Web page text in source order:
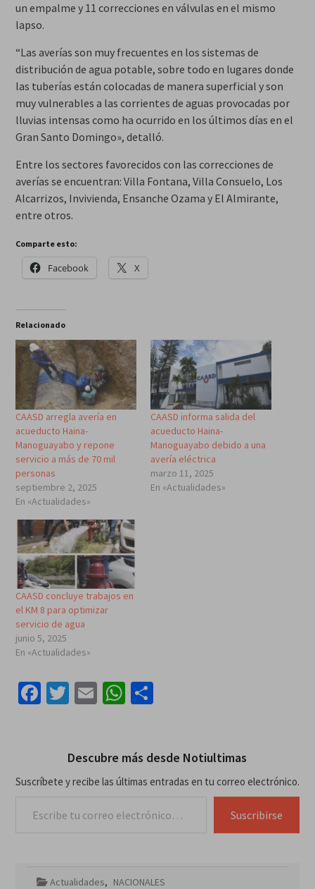
un empalme y 11 correcciones en válvulas en el mismo
lapso.
“Las averías son muy frecuentes en los sistemas de
distribución de agua potable, sobre todo en lugares donde
las tuberías están colocadas de manera superficial y son
muy vulnerables a las corrientes de aguas provocadas por
lluvias intensas como ha ocurrido en los últimos días en el
Gran Santo Domingo», detalló.
Entre los sectores favorecidos con las correcciones de
averías se encuentran: Villa Fontana, Villa Consuelo, Los
Alcarrizos, Invivienda, Ensanche Ozama y El Almirante,
entre otros.
Comparte esto:
Facebook X
Relacionado
CAASD arregla avería en
acueducto Haina-
Manoguayabo y repone
servicio a más de 70 mil
personas
septiembre 2, 2025
En «Actualidades»
CAASD informa salida del
acueducto Haina-
Manoguayabo debido a una
avería eléctrica
marzo 11, 2025
En «Actualidades»
CAASD concluye trabajos en
el KM 8 para optimizar
servicio de agua
junio 5, 2025
En «Actualidades»
Facebook
Twitter
EmailWhatsApp
Compartir
Descubre más desde Notiultimas
Suscríbete y recibe las últimas entradas en tu correo electrónico.
Suscribirse
Actualidades, NACIONALES